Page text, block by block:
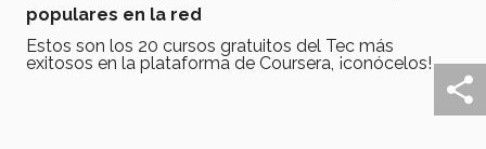
populares en la red
Estos son los 20 cursos gratuitos del Tec más
exitosos en la plataforma de Coursera, ¡conócelos!